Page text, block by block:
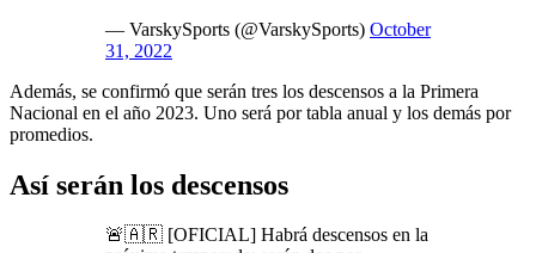
— VarskySports (@VarskySports) October
31, 2022
Además, se confirmó que serán tres los descensos a la Primera
Nacional en el año 2023. Uno será por tabla anual y los demás por
promedios.
Así serán los descensos
🚨🇦🇷 [OFICIAL] Habrá descensos en la